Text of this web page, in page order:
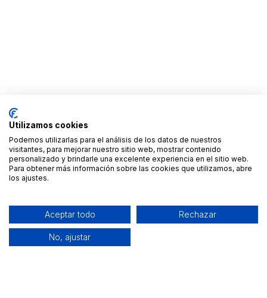
Utilizamos cookies
Podemos utilizarlas para el análisis de los datos de nuestros
visitantes, para mejorar nuestro sitio web, mostrar contenido
personalizado y brindarle una excelente experiencia en el sitio web.
Para obtener más información sobre las cookies que utilizamos, abre
los ajustes.
Aceptar todo Rechazar
No, ajustar